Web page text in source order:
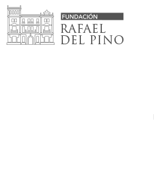
Saltar
al
contenido